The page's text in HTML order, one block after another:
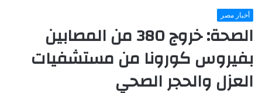
أخبار مصر
الصحة: خروج 380 من المصابين
بفيروس كورونا من مستشفيات
العزل والحجر الصحي